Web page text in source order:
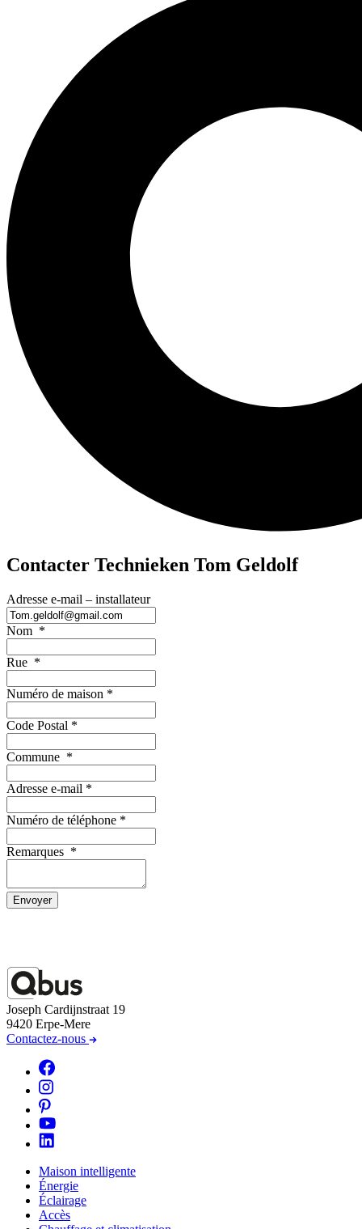
Contacter Technieken Tom Geldolf
Adresse e-mail – installateur
Nom *
Rue *
Numéro de maison *
Code Postal *
Commune *
Adresse e-mail *
Numéro de téléphone *
Remarques *
Envoyer
Joseph Cardijnstraat 19
9420 Erpe-Mere
Contactez-nous
Maison intelligente
Énergie
Éclairage
Accès